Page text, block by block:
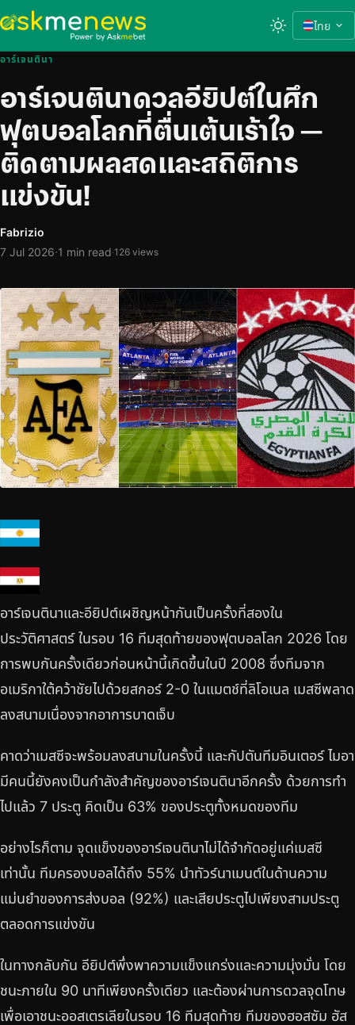
ไทย
อาร์เจนตินา
อาร์เจนตินาดวลอียิปต์ในศึก
ฟุตบอลโลกที่ตื่นเต้นเร้าใจ —
ติดตามผลสดและสถิติการ
แข่งขัน!
Fabrizio
7 Jul 2026·1 min read·126 views
อาร์เจนตินาและอียิปต์เผชิญหน้ากันเป็นครั้งที่สองใน
ประวัติศาสตร์ ในรอบ 16 ทีมสุดท้ายของฟุตบอลโลก 2026 โดย
การพบกันครั้งเดียวก่อนหน้านี้เกิดขึ้นในปี 2008 ซึ่งทีมจาก
อเมริกาใต้คว้าชัยไปด้วยสกอร์ 2-0 ในแมตช์ที่ลิโอเนล เมสซีพลาด
ลงสนามเนื่องจากอาการบาดเจ็บ
คาดว่าเมสซีจะพร้อมลงสนามในครั้งนี้ และกัปตันทีมอินเตอร์ ไมอา
มีคนนี้ยังคงเป็นกำลังสำคัญของอาร์เจนตินาอีกครั้ง ด้วยการทำ
ไปแล้ว 7 ประตู คิดเป็น 63% ของประตูทั้งหมดของทีม
อย่างไรก็ตาม จุดแข็งของอาร์เจนตินาไม่ได้จำกัดอยู่แค่เมสซี
เท่านั้น ทีมครองบอลได้ถึง 55% นำทัวร์นาเมนต์ในด้านความ
แม่นยำของการส่งบอล (92%) และเสียประตูไปเพียงสามประตู
ตลอดการแข่งขัน
ในทางกลับกัน อียิปต์พึ่งพาความแข็งแกร่งและความมุ่งมั่น โดย
ชนะภายใน 90 นาทีเพียงครั้งเดียว และต้องผ่านการดวลจุดโทษ
เพื่อเอาชนะออสเตรเลียในรอบ 16 ทีมสุดท้าย ทีมของฮอสซัม ฮัส